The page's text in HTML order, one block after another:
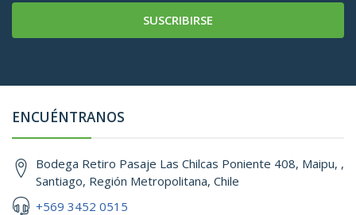
SUSCRIBIRSE
ENCUÉNTRANOS
Bodega Retiro Pasaje Las Chilcas Poniente 408, Maipu, ,
Santiago, Región Metropolitana, Chile
+569 3452 0515